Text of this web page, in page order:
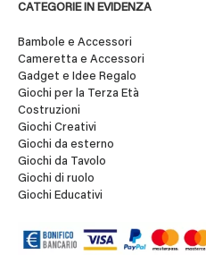
CATEGORIE IN EVIDENZA
Bambole e Accessori
Cameretta e Accessori
Gadget e Idee Regalo
Giochi per la Terza Età
Costruzioni
Giochi Creativi
Giochi da esterno
Giochi da Tavolo
Giochi di ruolo
Giochi Educativi